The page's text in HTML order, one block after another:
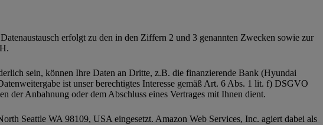
erfolgt zu den in den Ziffern 2 und 3 genannten Zwecken sowie zur
sein, können Ihre Daten an Dritte, z.B. die finanzierende Bank (Hyundai
ist unser berechtigtes Interesse gemäß Art. 6 Abs. 1 lit. f) DSGVO
der Anbahnung oder dem Abschluss eines Vertrages mit Ihnen dient.
Seattle WA 98109, USA eingesetzt. Amazon Web Services, Inc. agiert dabei als